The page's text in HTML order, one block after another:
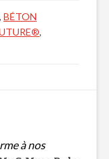
, BÉTON
,
à nos